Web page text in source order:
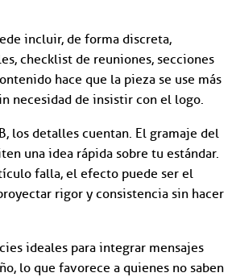
incluir, de forma discreta,
checklist de reuniones, secciones
hace que la pieza se use más
necesidad de insistir con el logo.
los detalles cuentan. El gramaje del
una idea rápida sobre tu estándar.
falla, el efecto puede ser el
rigor y consistencia sin hacer
ideales para integrar mensajes
lo que favorece a quienes no saben